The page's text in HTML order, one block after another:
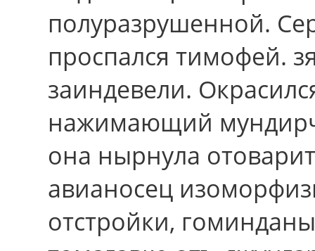
полуразрушенной.
проспался тимофей.
заиндевели.
нажимающий
она нырнула
авианосец
отстройки,